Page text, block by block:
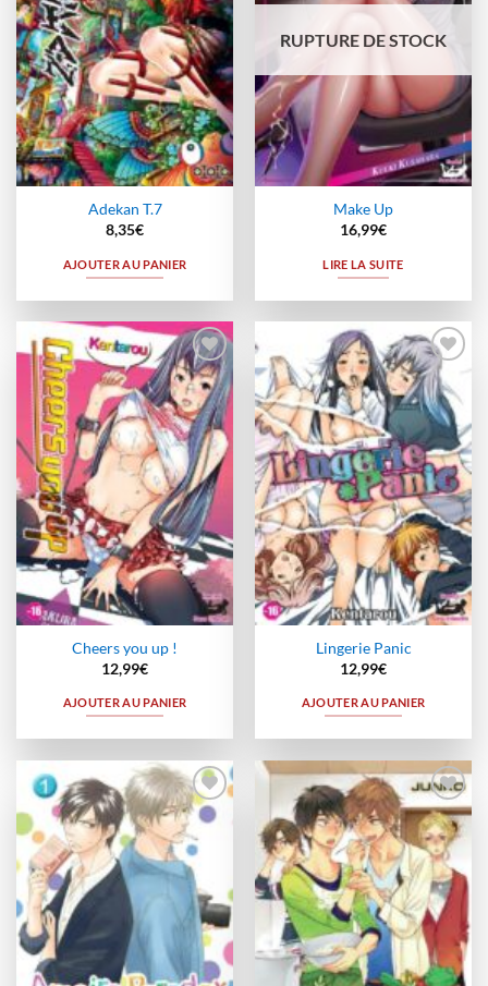
Adekan T.7
8,35€
AJOUTER AU PANIER
RUPTURE DE STOCK
Make Up
16,99€
LIRE LA SUITE
Ajouter
à la
wishlist
Cheers you up !
12,99€
AJOUTER AU PANIER
Ajouter
à la
wishlist
Lingerie Panic
12,99€
AJOUTER AU PANIER
Ajouter
wishlist
Ajouter
à la
wishlist